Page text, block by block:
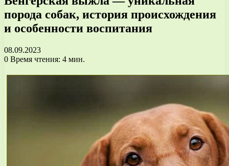
порода собак, история происхождения
и особенности воспитания
08.09.2023
0 Время чтения: 4 мин.